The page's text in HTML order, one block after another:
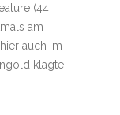
(44
am
auch im
klagte